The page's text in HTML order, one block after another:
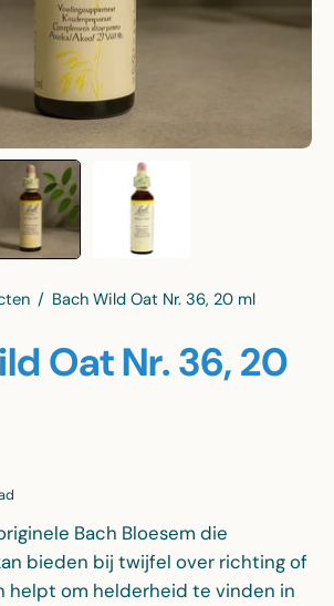
/ Bach Wild Oat Nr. 36, 20 ml
Oat Nr. 36, 20
Bach Bloesem die
bieden bij twijfel over richting of
helpt om helderheid te vinden in